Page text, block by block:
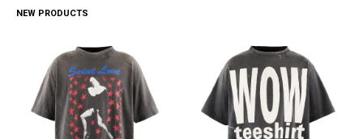
NEW PRODUCTS